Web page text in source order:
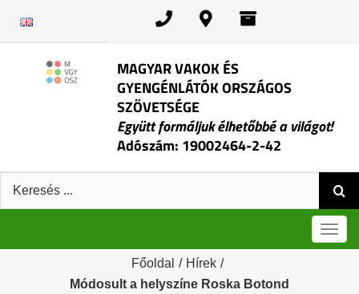
MAGYAR VAKOK ÉS
GYENGÉNLÁTÓK ORSZÁGOS
SZÖVETSÉGE
Együtt formáljuk élhetőbbé a világot!
Adószám: 19002464-2-42
Keresés:
Főoldal / Hírek /
Módosult a helyszíne Roska Botond